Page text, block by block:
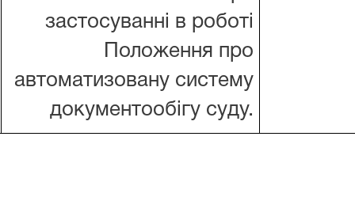
застосуванні в роботі
Положення про
автоматизовану систему
документообігу суду.